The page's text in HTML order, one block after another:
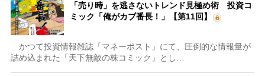
「売り時」を逃さないトレンド見極め術 投資コ
ミック「俺がカブ番長！」【第11回】
かつて投資情報雑誌「マネーポスト」にて、圧倒的な情報量が
詰め込まれた「天下無敵の株コミック」とし…